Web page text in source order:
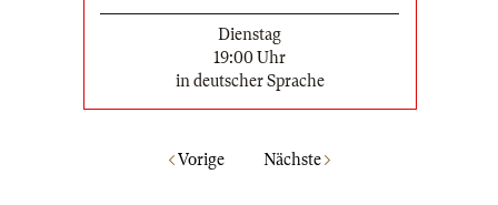
Dienstag
19:00 Uhr
in deutscher Sprache
Vorige Nächste